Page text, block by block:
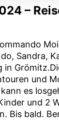
–
Sandra,
in
und
es
und 2
Bis bald.